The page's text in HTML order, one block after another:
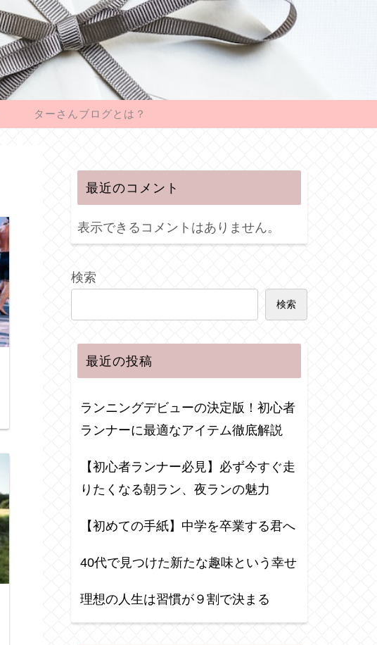
ターさんブログとは？
最近のコメント
表示できるコメントはありません。
検索
検索
最近の投稿
ランニングデビューの決定版！初心者
ランナーに最適なアイテム徹底解説
【初心者ランナー必見】必ず今すぐ走
りたくなる朝ラン、夜ランの魅力
【初めての手紙】中学を卒業する君へ
40代で見つけた新たな趣味という幸せ
理想の人生は習慣が９割で決まる